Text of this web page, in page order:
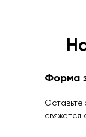
Форма
Оставьте
свяжется